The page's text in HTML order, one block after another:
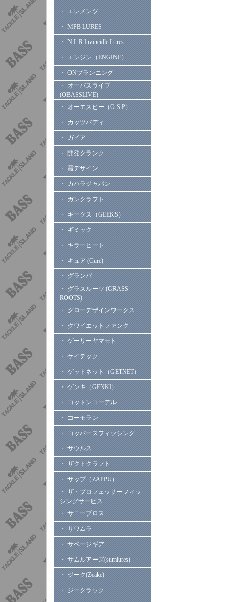
・ エレメンツ
・ MPB LURES
・ N.L.R Invincidle Lures
・ エンジン（ENGINE）
・ ONプランニング
・ オーバスライブ
(OBASSLIVE)
・ オーエスピー（O.S.P）
・ カッツバディ
・ ガイア
・ 開発クランク
・ 霞デザイン
・ カハラジャパン
・ ガンクラフト
・ ギークス（GEEKS）
・ ギミック
・ キラーヒート
・ キュア (Cure)
・ グランパ
・ グラスルーツ (GRASS
ROOTS)
・ グローデザインワークス
・ クワイエットファンク
・ ゲーリーヤマモト
・ ケイテック
・ ゲットネット（GETNET）
・ ゲンキ（GENKI）
・ コットンコーデル
・ コーモラン
・ コッパースフィッシング
・ ザウルス
・ ザクトクラフト
・ ザップ（ZAPPU）
・ ザ・プロフェッサーフィッ
シングサービス
・ サニーブロス
・ サワムラ
・ サベージギア
・ サムルアーズ(sumlures)
・ ジーク(Zeake)
・ ジークラック